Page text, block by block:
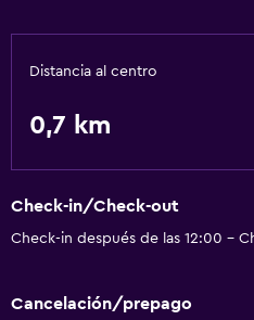
Distancia al centro
0,7 km
Check-in/Check-out
Check-in después de las 12:00 -
Cancelación/prepago